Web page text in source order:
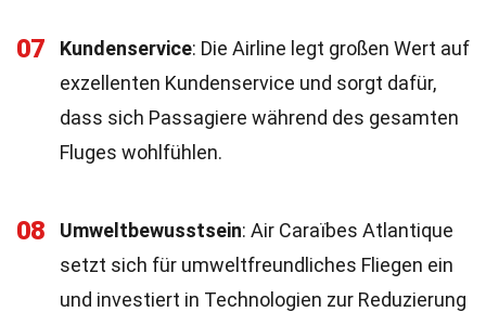
07 Kundenservice: Die Airline legt großen Wert auf
exzellenten Kundenservice und sorgt dafür,
dass sich Passagiere während des gesamten
Fluges wohlfühlen.
08 Umweltbewusstsein: Air Caraïbes Atlantique
setzt sich für umweltfreundliches Fliegen ein
und investiert in Technologien zur Reduzierung